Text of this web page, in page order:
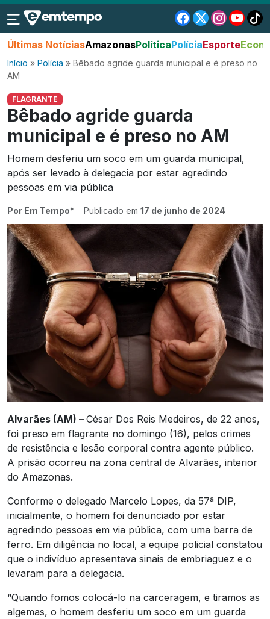
Últimas NotíciasAmazonasPolíticaPolíciaEsporte
Início » Polícia » Bêbado agride guarda municipal e é preso no
AM
FLAGRANTE
Bêbado agride guarda
municipal e é preso no AM
Homem desferiu um soco em um guarda municipal,
após ser levado à delegacia por estar agredindo
pessoas em via pública
Por Em Tempo* Publicado em 17 de junho de 2024
Alvarães (AM) – César Dos Reis Medeiros, de 22 anos,
foi preso em flagrante no domingo (16), pelos crimes
de resistência e lesão corporal contra agente público.
A prisão ocorreu na zona central de Alvarães, interior
do Amazonas.
Conforme o delegado Marcelo Lopes, da 57ª DIP,
inicialmente, o homem foi denunciado por estar
agredindo pessoas em via pública, com uma barra de
ferro. Em diligência no local, a equipe policial constatou
que o indivíduo apresentava sinais de embriaguez e o
levaram para a delegacia.
“Quando fomos colocá-lo na carceragem, e tiramos as
algemas, o homem desferiu um soco em um guarda